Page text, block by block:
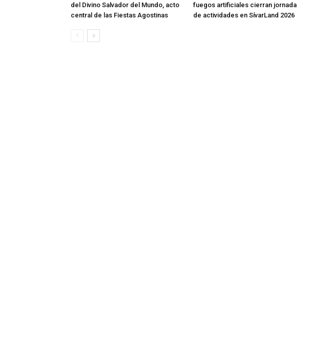
del Divino Salvador del Mundo, acto
central de las Fiestas Agostinas
fuegos artificiales cierran jornada
de actividades en SívarLand 2026